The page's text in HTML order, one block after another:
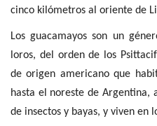
cinco kilómetros al oriente de
Los guacamayos son un
loros, del orden de los
de origen americano que
hasta el noreste de Argentina,
de insectos y bayas, y viven en